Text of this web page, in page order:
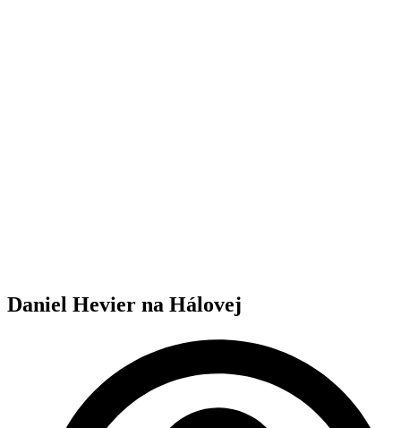
Daniel Hevier na Hálovej